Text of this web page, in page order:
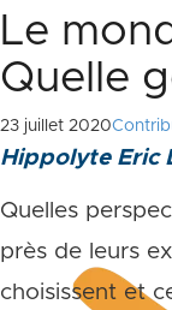
Le
Quelle
23 juillet 2020
Hippolyte Eric
Quelles
près de leurs
choisissent et